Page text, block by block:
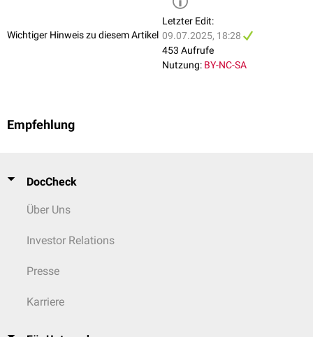
Wichtiger Hinweis zu diesem Artikel
Letzter Edit:
09.07.2025, 18:28
453 Aufrufe
Nutzung: BY-NC-SA
Empfehlung
DocCheck
Über Uns
Investor Relations
Presse
Karriere